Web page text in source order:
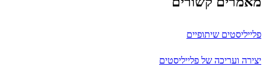
פלייליסטים שיתופיים
יצירה ועריכה של פלייליסטים